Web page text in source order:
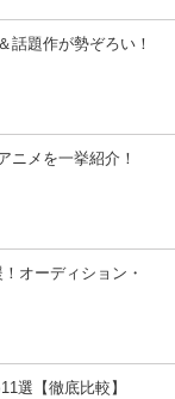
話題作が勢ぞろい！
ニメを一挙紹介！
オーディション・
選【徹底比較】